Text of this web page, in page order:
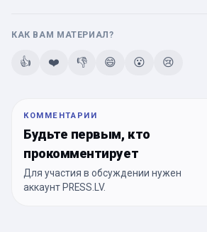
КАК ВАМ МАТЕРИАЛ?
👍 ❤️ 👎 😄 😮 😢
КОММЕНТАРИИ
Будьте первым, кто
прокомментирует
Для участия в обсуждении нужен
аккаунт PRESS.LV.